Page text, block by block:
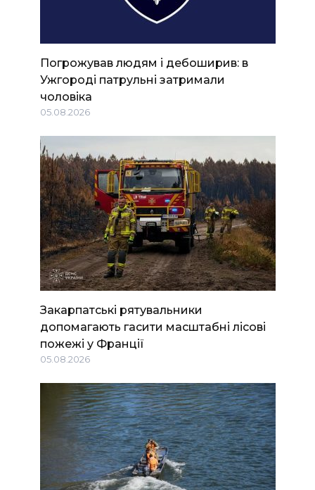
Погрожував людям і дебоширив: в
Ужгороді патрульні затримали
чоловіка
05.08.2026
Закарпатські рятувальники
допомагають гасити масштабні лісові
пожежі у Франції
05.08.2026